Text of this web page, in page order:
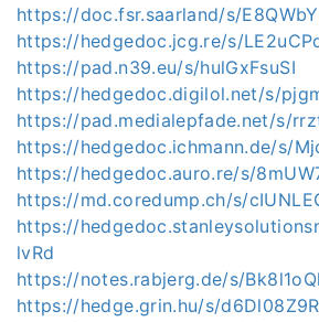
https://doc.fsr.saarland/s/
https://hedgedoc.jcg.re/s/
https://pad.n39.eu/s/hulGxFsuSI
https://hedgedoc.digilol.net/s/
https://pad.medialepfade.net/s/
https://hedgedoc.ichmann.de/s/
https://hedgedoc.auro.re/s/
https://md.coredump.ch/s/
https://
lvRd
https://notes.rabjerg.de/s/
https://hedge.grin.hu/s/